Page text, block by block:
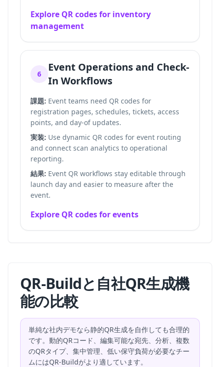
Explore QR codes for inventory
management
6
Event Operations and Check-
In Workflows
課題: Event teams need QR codes for
registration pages, schedules, tickets, access
points, and day-of updates.
実装: Use dynamic QR codes for event routing
and connect scan analytics to operational
reporting.
結果: Event QR workflows stay editable through
launch day and easier to measure after the
event.
Explore QR codes for events
QR-Buildと自社QR生成機
能の比較
単純な社内デモなら静的QR生成を自作しても合理的
です。動的QRコード、編集可能な宛先、分析、複数
のQRタイプ、集中管理、低い保守負荷が必要なチー
ムにはQR-Buildがより適しています。